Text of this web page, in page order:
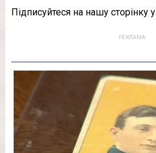
Підписуйтеся на нашу сторінку у
РЕКЛАМА: